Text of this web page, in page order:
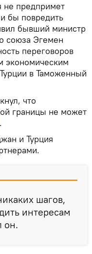
не предпримет
бы повредить
бывший министр
союза Эгемен
переговоров
экономическим
в Таможенный
что
границы не может
.
и Турция
шагов,
интересам
он.